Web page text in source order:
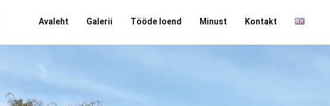
Avaleht Galerii Tööde loend Minust Kontakt